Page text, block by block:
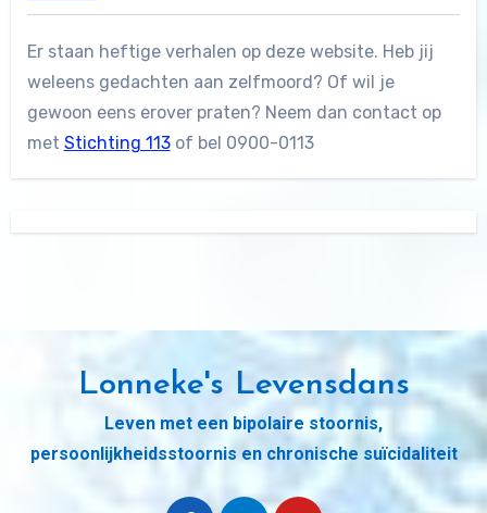
Er staan heftige verhalen op deze website. Heb jij
weleens gedachten aan zelfmoord? Of wil je
gewoon eens erover praten? Neem dan contact op
met Stichting 113of bel 0900-0113
Lonneke's Levensdans
Leven met een bipolaire stoornis,
persoonlijkheidsstoornis en chronische suïcidaliteit